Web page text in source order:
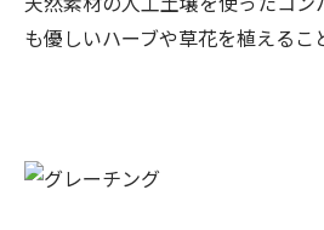
も優しいハーブや草花を植えるこ